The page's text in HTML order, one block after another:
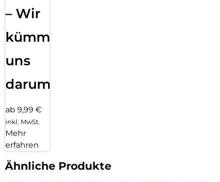
– Wir
kümmern
uns
darum!
ab 9,99 €
inkl. MwSt.
Mehr
erfahren
Ähnliche Produkte